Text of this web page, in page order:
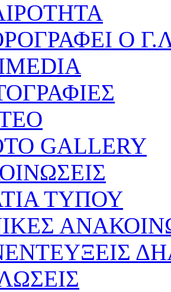
Ο
GALLERY
ΤΥΠΟΥ